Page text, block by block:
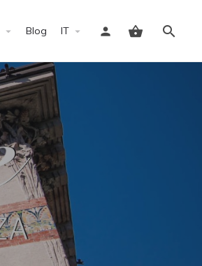
Blog IT
Accedi